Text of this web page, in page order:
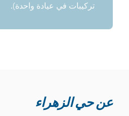
تركيبات في عيادة واحدة).
عن حي الزهراء